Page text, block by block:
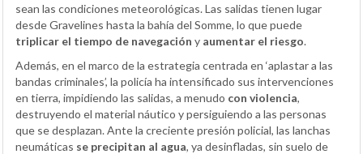
sean las condiciones meteorológicas. Las salidas tienen lugar
desde Gravelines hasta la bahía del Somme, lo que puede
triplicar el tiempo de navegación y aumentar el riesgo.
Además, en el marco de la estrategia centrada en ‘aplastar a las
bandas criminales’, la policía ha intensificado sus intervenciones
en tierra, impidiendo las salidas, a menudo con violencia,
destruyendo el material náutico y persiguiendo a las personas
que se desplazan. Ante la creciente presión policial, las lanchas
neumáticas se precipitan al agua, ya desinfladas, sin suelo de